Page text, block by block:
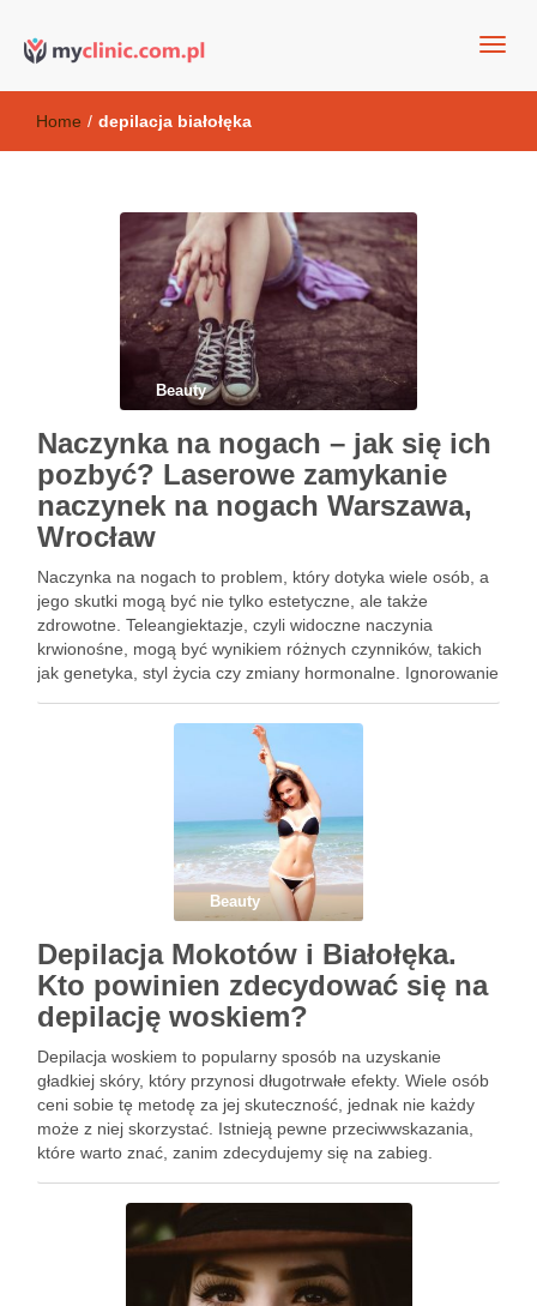
Kosmetyki antyoksydacyjne
Home / depilacja białołęka
Beauty
Naczynka na nogach – jak się ich
pozbyć? Laserowe zamykanie
naczynek na nogach Warszawa,
Wrocław
Naczynka na nogach to problem, który dotyka wiele osób, a
jego skutki mogą być nie tylko estetyczne, ale także
zdrowotne. Teleangiektazje, czyli widoczne naczynia
krwionośne, mogą być wynikiem różnych czynników, takich
jak genetyka, styl życia czy zmiany hormonalne. Ignorowanie
prowadzić do poważniejszych …
Beauty
Depilacja Mokotów i Białołęka.
Kto powinien zdecydować się na
depilację woskiem?
Depilacja woskiem to popularny sposób na uzyskanie
gładkiej skóry, który przynosi długotrwałe efekty. Wiele osób
ceni sobie tę metodę za jej skuteczność, jednak nie każdy
może z niej skorzystać. Istnieją pewne przeciwwskazania,
które warto znać, zanim zdecydujemy się na zabieg.
mogą znacząco wpłynąć na …